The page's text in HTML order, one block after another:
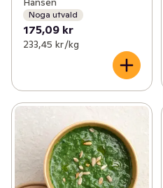
✓ Roslagsmjölk
✓ Kalf & Hansen
✓ Erssons (16)
Per i Viken (12)
Englamust (4)
Noga utvald
175,09 kr
233,45 kr /kg